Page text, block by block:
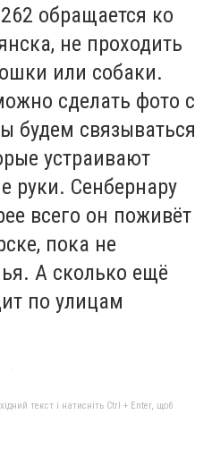
обращается ко
не проходить
или собаки.
сделать фото с
будем связываться
устраивают
руки. Сенбернару
всего он поживёт
пока не
А сколько ещё
по улицам
текст і натисніть Ctrl + Enter, щоб